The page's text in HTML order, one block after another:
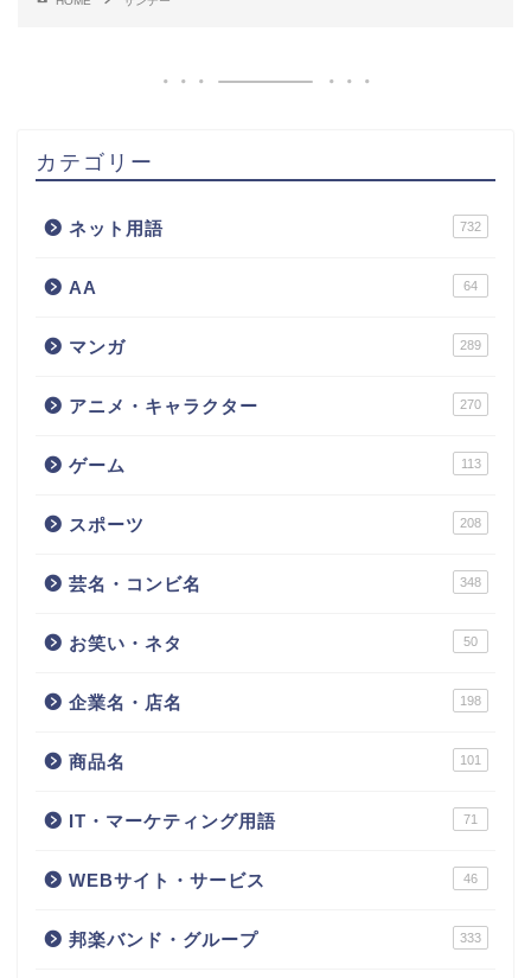
カテゴリー
ネット用語 732
AA 64
マンガ 289
アニメ・キャラクター 270
ゲーム 113
スポーツ 208
芸名・コンビ名 348
お笑い・ネタ 50
企業名・店名 198
商品名 101
IT・マーケティング用語 71
WEBサイト・サービス 46
邦楽バンド・グループ 333